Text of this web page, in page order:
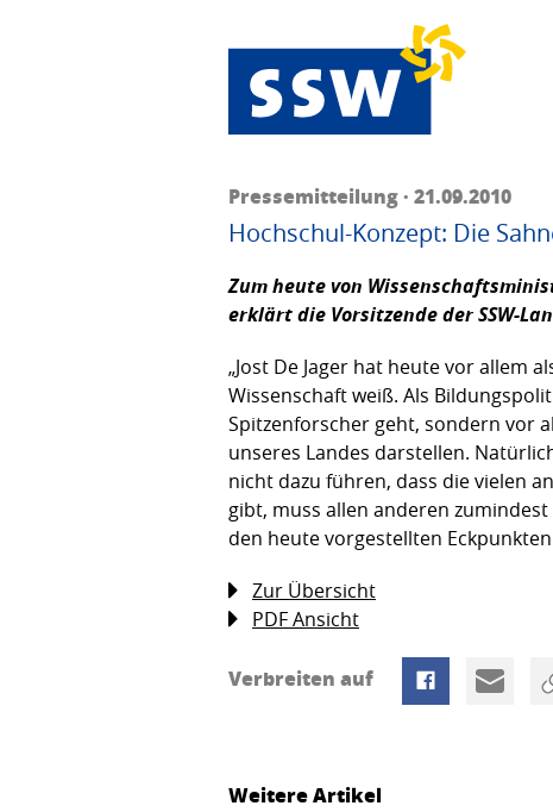
Pressemitteilung · 21.09.2010
Hochschul-Konzept: Die
Zum heute von
erklärt die Vorsitzende der SSW-
„Jost De Jager hat heute vor
Wissenschaft weiß. Als
Spitzenforscher geht, sondern vor
unseres Landes darstellen.
nicht dazu führen, dass die vielen
gibt, muss allen anderen
den heute vorgestellten
Zur Übersicht
PDF Ansicht
Verbreiten auf
Weitere Artikel